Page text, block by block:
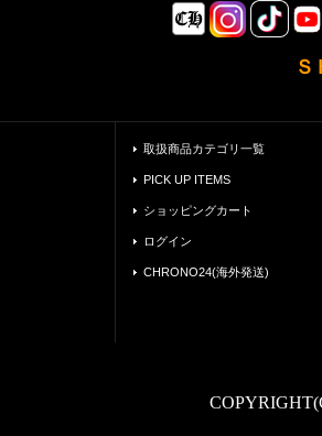
Ｓ
取扱商品カテゴリ一覧
PICK UP ITEMS
ショッピングカート
ログイン
CHRONO24(海外発送)